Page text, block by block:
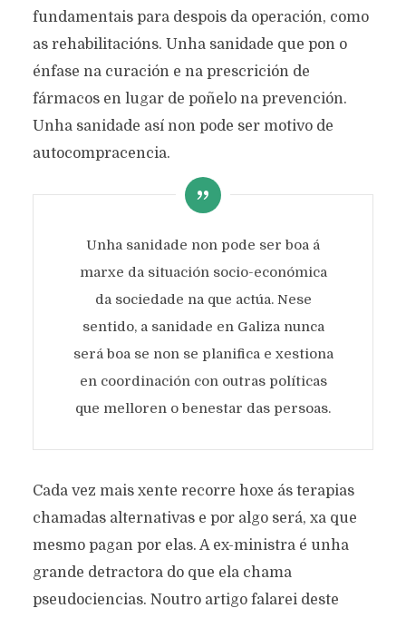
fundamentais para despois da operación, como
as rehabilitacións. Unha sanidade que pon o
énfase na curación e na prescrición de
fármacos en lugar de poñelo na prevención.
Unha sanidade así non pode ser motivo de
autocompracencia.
Unha sanidade non pode ser boa á
marxe da situación socio-económica
da sociedade na que actúa. Nese
sentido, a sanidade en Galiza nunca
será boa se non se planifica e xestiona
en coordinación con outras políticas
que melloren o benestar das persoas.
Cada vez mais xente recorre hoxe ás terapias
chamadas alternativas e por algo será, xa que
mesmo pagan por elas. A ex-ministra é unha
grande detractora do que ela chama
pseudociencias. Noutro artigo falarei deste